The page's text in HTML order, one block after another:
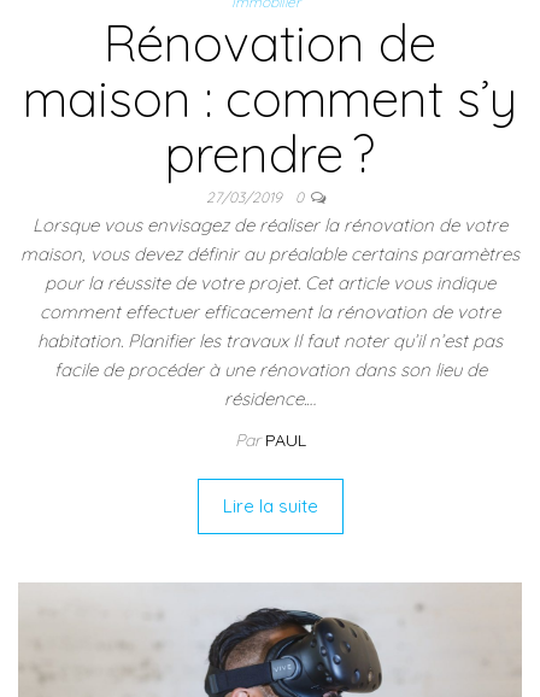
Rénovation de
maison : comment s’y
prendre ?
27/03/2019 0
Lorsque vous envisagez de réaliser la rénovation de votre
maison, vous devez définir au préalable certains paramètres
pour la réussite de votre projet. Cet article vous indique
comment effectuer efficacement la rénovation de votre
habitation. Planifier les travaux Il faut noter qu’il n’est pas
facile de procéder à une rénovation dans son lieu de
résidence.…
ParPAUL
Lire la suite